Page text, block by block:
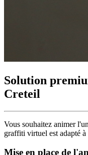
Solution
Creteil
Vous souhaitez animer
graffiti virtuel est adapté
Mise en place de